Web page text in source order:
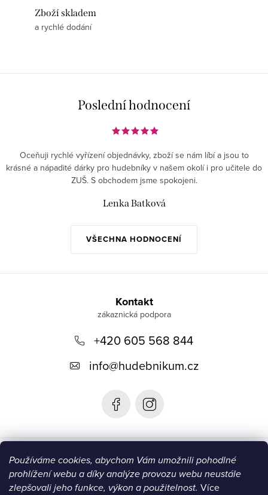
Používáme cookies, abychom Vám umožnili pohodlné
prohlížení webu a díky analýze provozu webu neustále
zlepšovali jeho funkce, výkon a použitelnost. Více
Zboží skladem
a rychlé dodání
Poslední hodnocení
VŠECHNA HODNOCENÍ
Oceňuji rychlé vyřízení objednávky, zboží se nám líbí a jsou to
krásné a nápadité dárky pro hudebníky v našem okolí i pro učitele do
ZUŠ. S obchodem jsme spokojeni.
Lenka Batková
Kontakt
+420 605 568 844
info@hudebnikum.cz
Informace
Blog